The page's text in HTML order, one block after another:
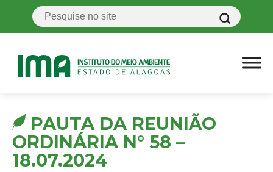
PAUTA DA REUNIÃO
ORDINÁRIA N° 58 –
18.07.2024